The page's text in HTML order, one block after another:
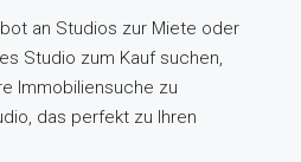
an Studios zur Miete oder
Studio zum Kauf suchen,
Immobiliensuche zu
das perfekt zu Ihren